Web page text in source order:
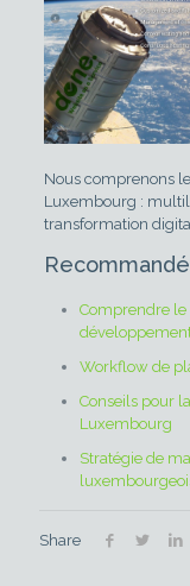
Nous comprenons
Luxembourg :
transformation
Recommandé
Comprendre
Workflow de
Conseils pour
Luxembourg
Stratégie de
Share